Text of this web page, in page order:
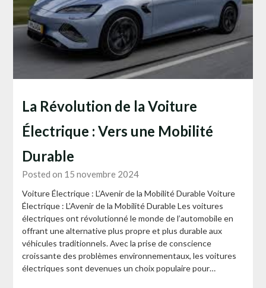
La Révolution de la Voiture
Électrique : Vers une Mobilité
Durable
Posted on 15 novembre 2024
Voiture Électrique : L’Avenir de la Mobilité Durable Voiture
Électrique : L’Avenir de la Mobilité Durable Les voitures
électriques ont révolutionné le monde de l’automobile en
offrant une alternative plus propre et plus durable aux
véhicules traditionnels. Avec la prise de conscience
croissante des problèmes environnementaux, les voitures
électriques sont devenues un choix populaire pour…